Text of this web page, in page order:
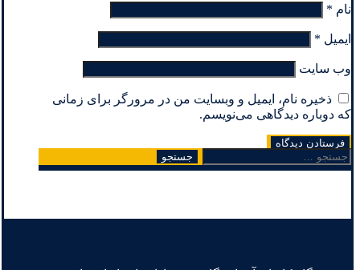
نام *
ایمیل *
وب‌ سایت
ذخیره نام، ایمیل و وبسایت من در مرورگر برای زمانی
که دوباره دیدگاهی می‌نویسم.
جستجو
برای: